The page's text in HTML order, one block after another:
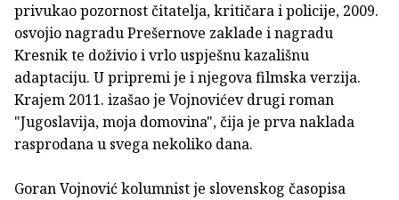
privukao pozornost čitatelja, kritičara i policije, 2009.
osvojio nagradu Prešernove zaklade i nagradu
Kresnik te doživio i vrlo uspješnu kazališnu
adaptaciju. U pripremi je i njegova filmska verzija.
Krajem 2011. izašao je Vojnovićev drugi roman
"Jugoslavija, moja domovina", čija je prva naklada
rasprodana u svega nekoliko dana.
Goran Vojnović kolumnist je slovenskog časopisa